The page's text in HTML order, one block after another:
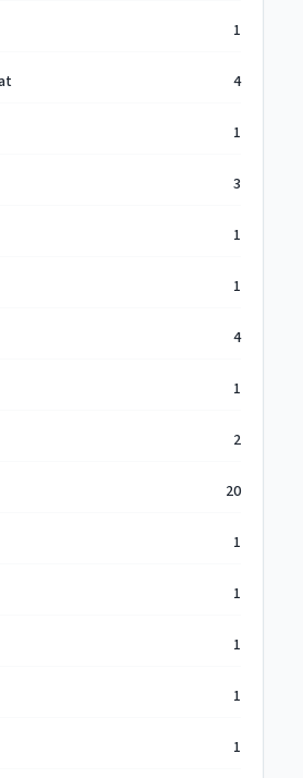
1
4
1
3
1
1
4
1
2
20
1
1
1
1
1